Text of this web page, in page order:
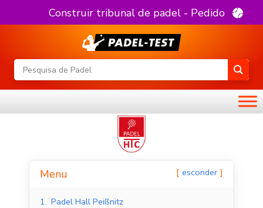
Construir tribunal de padel - Pedido
Menu esconder
1. Padel Hall Peißnitz